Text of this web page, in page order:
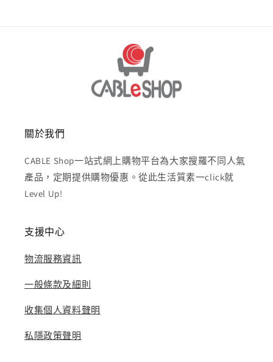
關於我們
CABLE Shop一站式網上購物平台為大家搜羅不同人氣
產品，定期提供購物優惠。從此生活質素一click就
Level Up!
支援中心
物流服務資訊
一般條款及細則
收集個人資料聲明
私隱政策聲明